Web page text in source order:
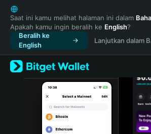
English
日本語
Tiếng Việt
Русский
Español (Latinoamérica)
Türkçe
Italiano
Saat ini kamu melihat halaman ini dalam
Apakah kamu ingin beralih ke English?
Beralih ke
English
Lanjutkan dalam